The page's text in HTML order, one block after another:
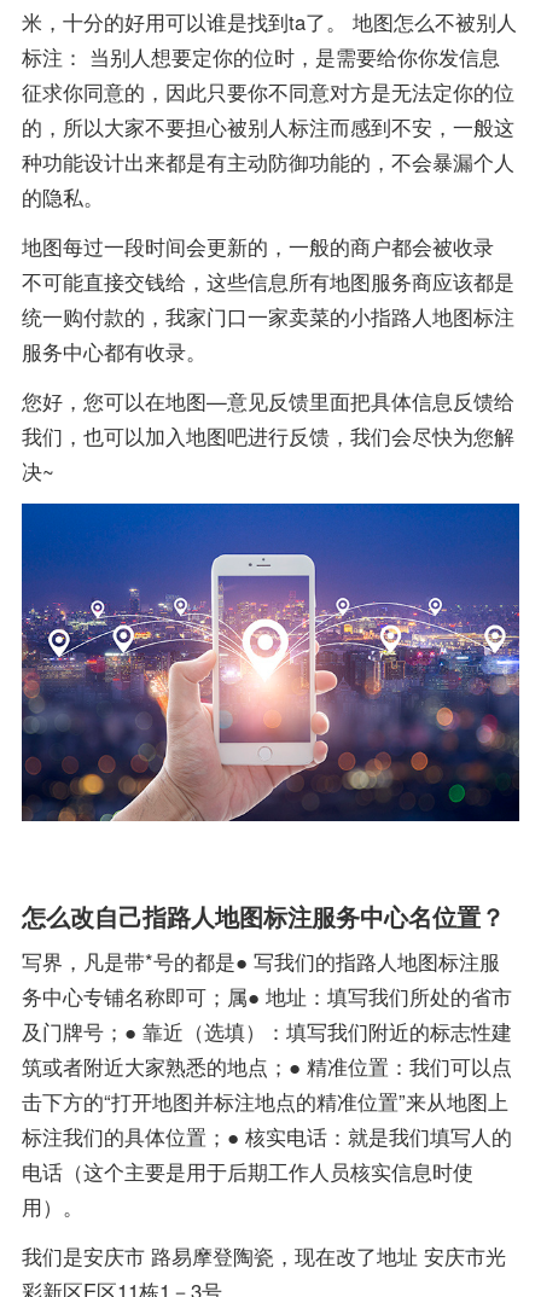
米，十分的好用可以谁是找到ta了。 地图怎么不被别人
标注： 当别人想要定你的位时，是需要给你你发信息
征求你同意的，因此只要你不同意对方是无法定你的位
的，所以大家不要担心被别人标注而感到不安，一般这
种功能设计出来都是有主动防御功能的，不会暴漏个人
的隐私。
地图每过一段时间会更新的，一般的商户都会被收录
不可能直接交钱给，这些信息所有地图服务商应该都是
统一购付款的，我家门口一家卖菜的小指路人地图标注
服务中心都有收录。
您好，您可以在地图—意见反馈里面把具体信息反馈给
我们，也可以加入地图吧进行反馈，我们会尽快为您解
决~
怎么改自己指路人地图标注服务中心名位置？
写界，凡是带*号的都是● 写我们的指路人地图标注服
务中心专铺名称即可；属● 地址：填写我们所处的省市
及门牌号；● 靠近（选填）：填写我们附近的标志性建
筑或者附近大家熟悉的地点；● 精准位置：我们可以点
击下方的“打开地图并标注地点的精准位置”来从地图上
标注我们的具体位置；● 核实电话：就是我们填写人的
电话（这个主要是用于后期工作人员核实信息时使
用）。
我们是安庆市 路易摩登陶瓷，现在改了地址 安庆市光
彩新区E区11栋1－3号